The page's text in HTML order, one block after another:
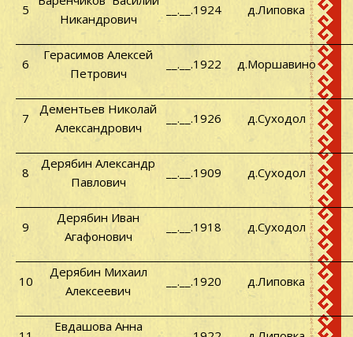
5
Никандрович
__.__.1924 д.Липовка
6
Герасимов Алексей
Петрович
__.__.1922 д.Моршавино
7
Дементьев Николай
Александрович
__.__.1926 д.Суходол
8
Дерябин Александр
Павлович
__.__.1909 д.Суходол
9
Дерябин Иван
Агафонович
__.__.1918 д.Суходол
10
Дерябин Михаил
Алексеевич
__.__.1920 д.Липовка
Евдашова Анна